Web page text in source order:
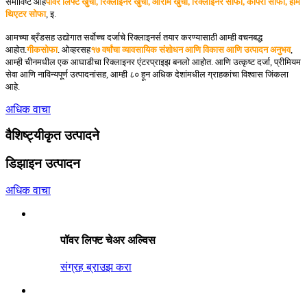
थिएटर सोफा, इ.
आमच्या ब्रँडसह उद्योगात सर्वोच्च दर्जाचे रिक्लाइनर्स तयार करण्यासाठी आम्ही वचनबद्ध
आहोत.गीकसोफा. ओव्हरसह१७ वर्षांचा व्यावसायिक संशोधन आणि विकास आणि उत्पादन अनुभव,
आम्ही चीनमधील एक आघाडीचा रिक्लाइनर एंटरप्राइझ बनलो आहोत. आणि उत्कृष्ट दर्जा, प्रीमियम
सेवा आणि नाविन्यपूर्ण उत्पादनांसह, आम्ही ८० हून अधिक देशांमधील ग्राहकांचा विश्वास जिंकला
आहे.
अधिक वाचा
वैशिष्ट्यीकृत उत्पादने
डिझाइन उत्पादन
अधिक वाचा
पॉवर लिफ्ट चेअर अल्विस
संग्रह ब्राउझ करा